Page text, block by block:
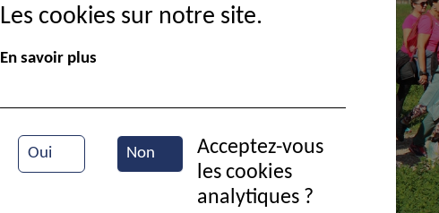
Marche rose
Les cookies sur notre site.
En savoir plus
Oui Non
Acceptez-vous
les cookies
analytiques ?